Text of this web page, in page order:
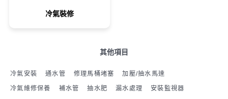
冷氣裝修
其他項目
冷氣安裝 通水管 修理馬桶堵塞 加壓/抽水馬達
冷氣維修保養 補水管 抽水肥 漏水處理 安裝監視器